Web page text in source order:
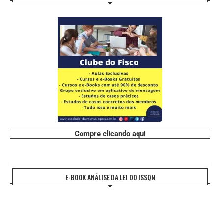
Compre clicando aqui
E-BOOK ANÁLISE DA LEI DO ISSQN